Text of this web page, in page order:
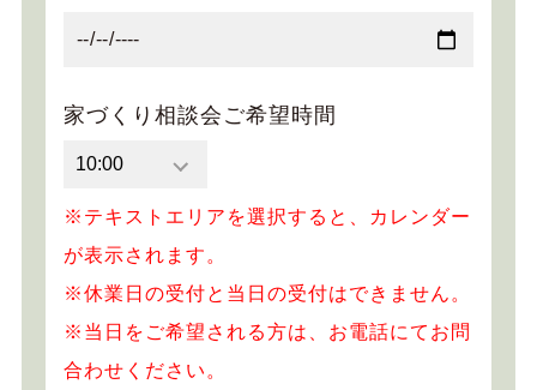
家づくり相談会ご希望時間
※テキストエリアを選択すると、カレンダー
が表示されます。
※休業日の受付と当日の受付はできません。
※当日をご希望される方は、お電話にてお問
合わせください。